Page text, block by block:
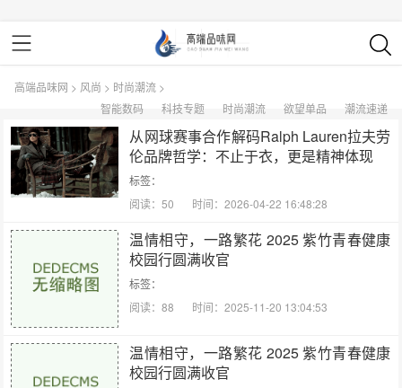
高端品味网 > 风尚 > 时尚潮流 >
智能数码
科技专题 时尚潮流 欲望单品 潮流速递
从网球赛事合作解码Ralph Lauren拉夫劳
伦品牌哲学：不止于衣，更是精神体现
标签：
阅读：50
时间：2026-04-22 16:48:28
温情相守，一路繁花 2025 紫竹青春健康
校园行圆满收官
标签：
阅读：88
时间：2025-11-20 13:04:53
温情相守，一路繁花 2025 紫竹青春健康
校园行圆满收官